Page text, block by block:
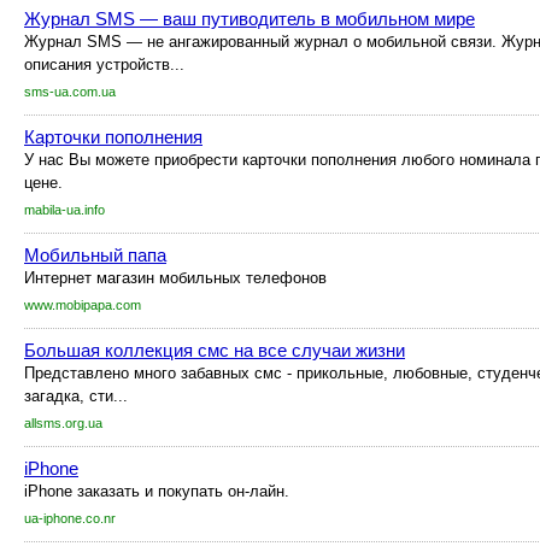
Журнал SMS — ваш путиводитель в мобильном мире
Журнал SMS — не ангажированный журнал о мобильной связи.
описания устройств...
sms-ua.com.ua
Карточки пополнения
У нас Вы можете приобрести карточки пополнения любого номинала
цене.
mabila-ua.info
Мобильный папа
Интернет магазин мобильных телефонов
www.mobipapa.com
Большая коллекция смс на все случаи жизни
Представлено много забавных смс - прикольные, любовные,
загадка, сти...
allsms.org.ua
iPhone
iPhone заказать и покупать он-лайн.
ua-iphone.co.nr